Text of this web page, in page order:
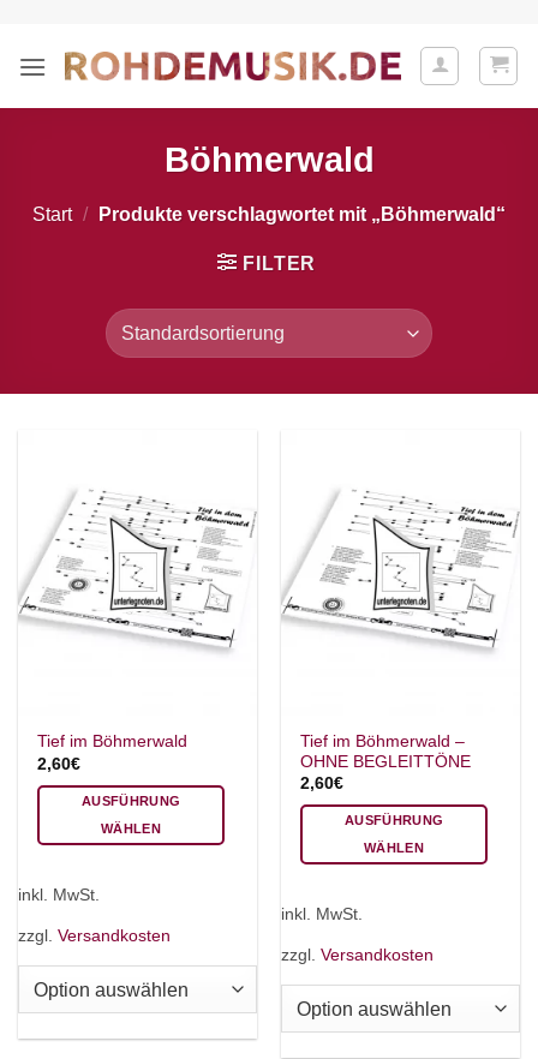
springen
Böhmerwald
Start / Produkte verschlagwortet mit „Böhmerwald“
FILTER
Tief im Böhmerwald
2,60€
AUSFÜHRUNG
WÄHLEN
weist
mehrere
auf.
inkl. MwSt.
zzgl. Versandkosten
Tief im Böhmerwald –
OHNE BEGLEITTÖNE
2,60€
AUSFÜHRUNG
WÄHLEN
mehrere
auf.
inkl. MwSt.
zzgl. Versandkosten